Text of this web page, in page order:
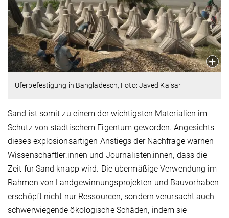
Uferbefestigung in Bangladesch, Foto: Javed Kaisar
Sand ist somit zu einem der wichtigsten Materialien im
Schutz von städtischem Eigentum geworden. Angesichts
dieses explosionsartigen Anstiegs der Nachfrage warnen
Wissenschaftler:innen und Journalisten:innen, dass die
Zeit für Sand knapp wird. Die übermäßige Verwendung im
Rahmen von Landgewinnungsprojekten und Bauvorhaben
erschöpft nicht nur Ressourcen, sondern verursacht auch
schwerwiegende ökologische Schäden, indem sie